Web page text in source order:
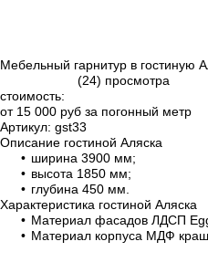
Мебельный гарнитур в гостиную
(24) просмотра
стоимость:
от 15 000 руб за погонный метр
Артикул: gst33
Описание гостиной Аляска
ширина 3900 мм;
высота 1850 мм;
глубина 450 мм.
Характеристика гостиной Аляска
Материал фасадов ЛДСП
Материал корпуса МДФ